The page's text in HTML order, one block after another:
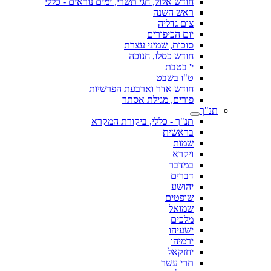
ראש השנה
צום גדליה
יום הכיפורים
סוכות, שמיני עצרת
חודש כסלו, חנוכה
י' בטבת
ט"ו בשבט
חודש אדר וארבעת הפרשיות
פורים, מגילת אסתר
תנ"ך
תנ"ך - כללי, ביקורת המקרא
בראשית
שמות
ויקרא
במדבר
דברים
יהושע
שופטים
שמואל
מלכים
ישעיהו
ירמיהו
יחזקאל
תרי עשר